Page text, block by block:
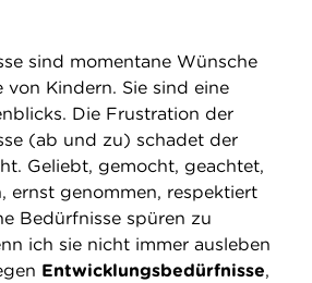
sind momentane Wünsche
von Kindern. Sie sind eine
Die Frustration der
(ab und zu) schadet der
Geliebt, gemocht, geachtet,
ernst genommen, respektiert
Bedürfnisse spüren zu
ich sie nicht immer ausleben
Entwicklungsbedürfnisse,